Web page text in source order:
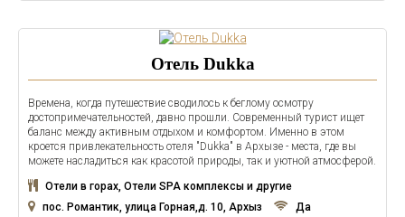
Отель Dukka
Времена, когда путешествие сводилось к беглому осмотру
достопримечательностей, давно прошли. Современный турист ищет
баланс между активным отдыхом и комфортом. Именно в этом
кроется привлекательность отеля "Dukka" в Архызе - места, где вы
можете насладиться как красотой природы, так и уютной атмосферой.
Отели в горах, Отели SPA комплексы и другие
пос. Романтик, улица Горная,д. 10, Архыз
Да